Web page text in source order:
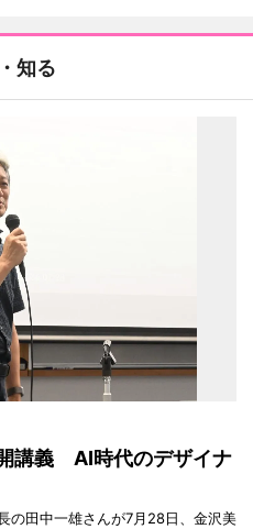
知る
講義 AI時代のデザイナ
の田中一雄さんが7月28日、金沢美